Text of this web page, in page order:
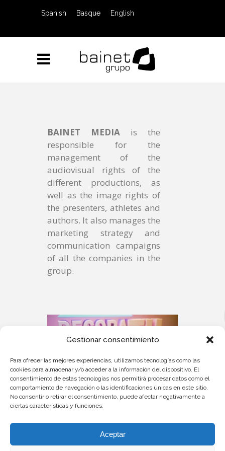
Gestionar consentimiento
Para ofrecer las mejores experiencias, utilizamos tecnologías como las
cookies para almacenar y/o acceder a la información del dispositivo. El
consentimiento de estas tecnologías nos permitirá procesar datos como el
comportamiento de navegación o las identificaciones únicas en este sitio.
No consentir o retirar el consentimiento, puede afectar negativamente a
ciertas características y funciones.
Aceptar
Spanish Basque English
BAINET MEDIA is the
responsible for the
management of the
audiovisual rights of the
different productions, as
well as the image rights of
the presenters, athletes and
authors. It also manages the
marketing strategy and
communication campaigns
of all the companies in the
group.